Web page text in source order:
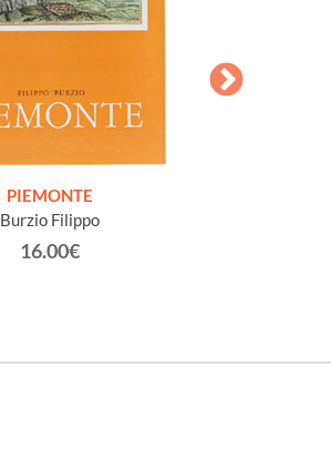
PIEMONTE
Burzio Filippo
16.00€